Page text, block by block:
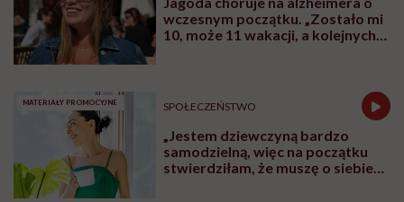
wczesnym początku. „Zostało mi
10, może 11 wakacji, a kolejnych
MATERIAŁY PROMOCYJNE SPOŁECZEŃSTWO
„Jestem dziewczyną bardzo
samodzielną, więc na początku
stwierdziłam, że muszę o siebie